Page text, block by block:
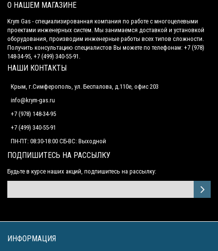
О НАШЕМ МАГАЗИНЕ
Krym Gas - специализированная компания по работе с многоцелевыми
проектами инженерных систем. Мы занимаемся доставкой и установкой
оборудования, производим инженерные работы всех типов сложности.
Получить консультацию специалистов Вы можете по телефонам: +7 (978)
148-34-95, +7 (499) 340-55-91.
НАШИ КОНТАКТЫ
Крым, г.Симферополь, ул. Беспалова, д.110е, офис 203
info@krym-gas.ru
+7 (978) 148-34-95
+7 (499) 340-55-91 ​
ПН-ПТ: 08:30-18:00 СБ-ВС: Выходной
ПОДПИШИТЕСЬ НА РАССЫЛКУ
Будьте в курсе наших акций, подпишитесь на рассылку:
ИНФОРМАЦИЯ